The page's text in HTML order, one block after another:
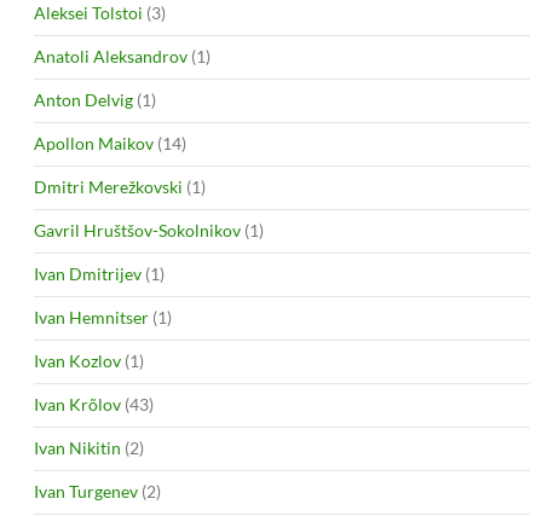
Aleksei Tolstoi (3)
Anatoli Aleksandrov (1)
Anton Delvig (1)
Apollon Maikov (14)
Dmitri Merežkovski (1)
Gavril Hruštšov-Sokolnikov (1)
Ivan Dmitrijev (1)
Ivan Hemnitser (1)
Ivan Kozlov (1)
Ivan Krõlov (43)
Ivan Nikitin (2)
Ivan Turgenev (2)